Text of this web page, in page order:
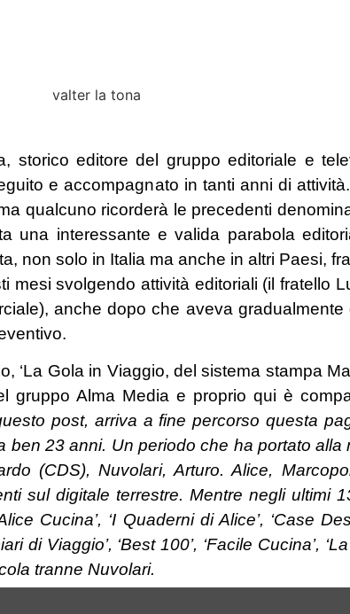
storico editore del gruppo editoriale e
e accompagnato in tanti anni di
qualcuno ricorderà le precedenti
una interessante e valida parabola
non solo in Italia ma anche in altri Paesi,
mesi svolgendo attività editoriali (il fratello
anche dopo che aveva
‘La Gola in Viaggio, del sistema stampa
gruppo Alma Media e proprio qui è
post, arriva a fine percorso questa
ben 23 anni. Un periodo che ha portato alla
(CDS), Nuvolari, Arturo. Alice,
sul digitale terrestre. Mentre negli ultimi
Cucina’, ‘I Quaderni di Alice’, ‘Case
di Viaggio’, ‘Best 100’, ‘Facile Cucina’,
tranne Nuvolari.